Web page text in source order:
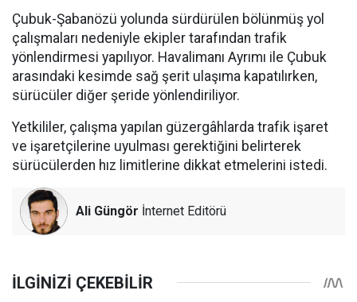
Çubuk-Şabanözü yolunda sürdürülen bölünmüş yol
çalışmaları nedeniyle ekipler tarafından trafik
yönlendirmesi yapılıyor. Havalimanı Ayrımı ile Çubuk
arasındaki kesimde sağ şerit ulaşıma kapatılırken,
sürücüler diğer şeride yönlendiriliyor.
Yetkililer, çalışma yapılan güzergâhlarda trafik işaret
ve işaretçilerine uyulması gerektiğini belirterek
sürücülerden hız limitlerine dikkat etmelerini istedi.
Ali Güngör İnternet Editörü